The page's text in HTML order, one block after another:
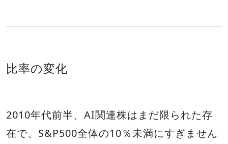
比率の変化
2010年代前半、AI関連株はまだ限られた存
在で、S&P500全体の10％未満にすぎません